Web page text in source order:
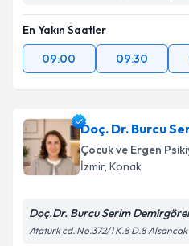
En Yakın Saatler
09:00
09:30
Doç. Dr. Burcu
Çocuk ve Ergen
İzmir, Konak
Doç.Dr. Burcu Serim
Atatürk cd. No.372/1 K.8 D.8 Alsancak